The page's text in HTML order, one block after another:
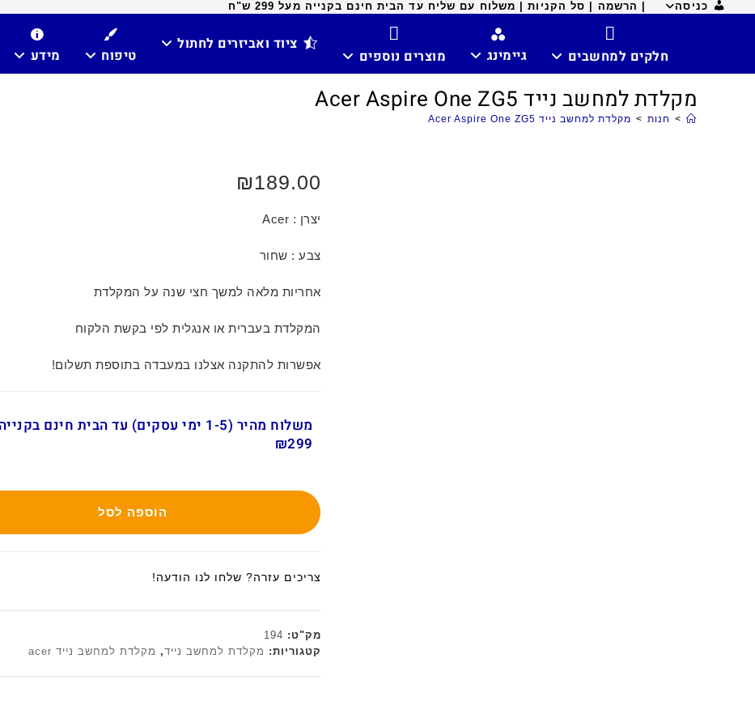
כניסה | הרשמה | סל הקניות | משלוח עם שליח עד הבית חינם בקנייה מעל 299 ש"ח
חלקים למחשבים גיימינג מוצרים נוספים
ציוד ואביזרים לחתול
טיפוח מידע
מקלדת למחשב נייד Acer Aspire One ZG5
> חנות > מקלדת למחשב נייד Acer Aspire One ZG5
₪189.00
יצרן : Acer
צבע : שחור
אחריות מלאה למשך חצי שנה על המקלדת
המקלדת בעברית או אנגלית לפי בקשת הלקוח
אפשרות להתקנה אצלנו במעבדה בתוספת תשלום!
משלוח מהיר (1-5 ימי עסקים) עד הבית חינם
₪299
הוספה לסל
צריכים עזרה? שלחו לנו הודעה!
מק"ט: 194
קטגוריות: מקלדת למחשב נייד, מקלדת למחשב נייד acer